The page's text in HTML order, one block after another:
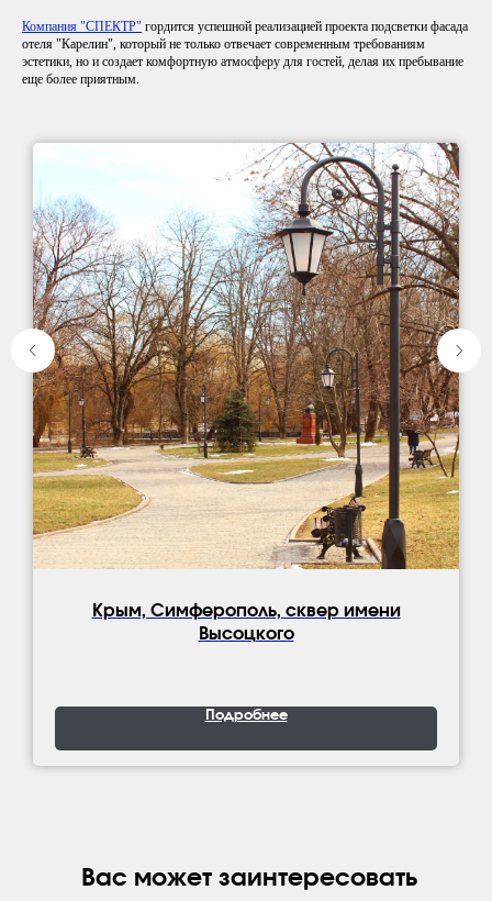
Компания "СПЕКТР" гордится успешной реализацией проекта подсветки фасада
отеля "Карелин", который не только отвечает современным требованиям
эстетики, но и создает комфортную атмосферу для гостей, делая их пребывание
еще более приятным.
Крым, Симферополь, сквер имени
Высоцкого
Подробнее
Вас может заинтересовать